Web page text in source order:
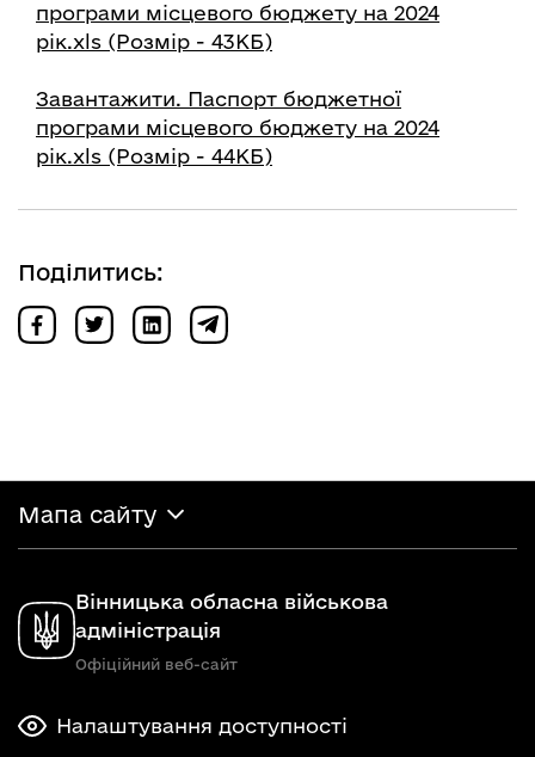
програми місцевого бюджету на 2024
рік.xls (Розмір - 43КБ)
Завантажити. Паспорт бюджетної
програми місцевого бюджету на 2024
рік.xls (Розмір - 44КБ)
Поділитись:
Мапа сайту
Вінницька обласна військова
адміністрація
Офіційний веб-сайт
Налаштування доступності